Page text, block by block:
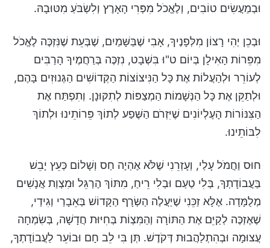
וּבְמַעֲשִׂים טוֹבִים, וְלֶאֱכֹל מִפְּרִי הָאָרֶץ וְלִשְׂבֹּעַ מִטּוּבָהּ.
וּבְכֵן יְהִי רָצוֹן מִלְּפָנֶיךָ, אָבִי שֶׁבַּשָּׁמַיִם, שֶׁבְּעֵת שֶׁנִּזְכֶּה לֶאֱכֹל
מִפֵּרוֹת הָאִילָן בְּיוֹם ט"וּ בִּשְׁבָט, נִזְכֶּה בְּרַחֲמֶיךָ הָרַבִּים
לְעוֹרֵר וּלְהַעֲלוֹת אֶת כָּל הַנִּיצוֹצוֹת הַקְּדוֹשִׁים הַגְּנוּזִים בָּהֶם,
וּלְתַקֵּן אֶת כָּל הַנְּשָׁמוֹת הַמְצַפּוֹת לְתִקּוּנָן. וְתִפְתַּח אֶת
הַצִּנּוֹרוֹת הָעֶלְיוֹנִים שֶׁיִּזְרֹם הַשֶּׁפַע לְתוֹךְ פֵּרוֹתֵינוּ וּלְתוֹךְ
לִבּוֹתֵינוּ.
חוּס וַחֲמֹל עָלַי, וְעָזְרֵנִי שֶׁלֹּא אֶהְיֶה חַס וְשָׁלוֹם כְּעֵץ יָבֵשׁ
בַּעֲבוֹדָתְךָ, בְּלִי טַעַם וּבְלִי רֵיחַ, מִתּוֹךְ הֶרְגֵּל וּמִצְוַת אֲנָשִׁים
מְלֻמָּדָה. אֶלָּא זַכֵּנִי שֶׁיַּעֲלֶה הַשְּׂרָף הַקָּדוֹשׁ בְּאֵבָרַי וְגִידַי,
שֶׁאֶזְכֶּה לְקַיֵּם אֶת הַתּוֹרָה וְהַמִּצְוֹת בְּחִיּוּת חֲדָשָׁה, בְּשִׂמְחָה
עֲצוּמָה וּבְהִתְלַהֲבוּת דְּקֹדֶשׁ. תְּן בִּי לֵב חָם וּבוֹעֵר לַעֲבוֹדָתְךָ,